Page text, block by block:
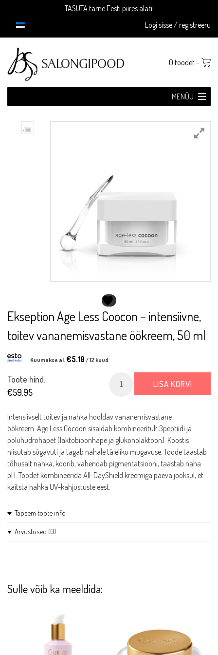
content
TASUTA tarne Eesti piires alati!
Logi sisse / registreeru
0 toodet -
MENÜÜ
Ekseption Age Less Coocon – intensiivne,
toitev vananemisvastane öökreem, 50 ml
Kuumakse al. €5.10 / 12 kuud
Toote hind:
€59.95
-
intensiivne,
toitev
vananemisvastane
öökreem,
LISA KORVI
Intensiivselt toitev ja nahka hooldav vananemisvastane
öökreem. Age Less Cocoon sisaldab kombineeritult 3peptiidi ja
polühüdrohapet (laktobioonhape ja glükonolaktoon). Koostis
niisutab sügavuti ja tagab nahale täieliku mugavuse. Toode taastab
tõhusalt nahka, koorib, vähendab pigmentatsiooni, taastab naha
pH. Toodet kombineerida All-DayShield kreemiga päeva jooksul, et
kaitsta nahka UV-kahjustuste eest.
Täpsem toote info
Age Less Cocoon sisaldab kombineeritult 3peptiidi ja
taastab naha pH. Toodet kombineerida All-DayShield kreemiga
– naha loomuliku pH taastamine;
Arvustused (0)
Age Less Coocon – intensiivne, toitev
vananemisvastane öökreem, 50 ml”
Arvustuse lisamisekslogi sisse
Sulle võib ka meeldida: